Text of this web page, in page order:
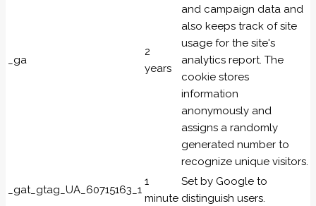
_ga
2
years
and campaign data and
also keeps track of site
usage for the site's
analytics report. The
cookie stores
information
anonymously and
assigns a randomly
generated number to
recognize unique visitors.
_gat_gtag_UA_60715163_1
1
minute
Set by Google to
distinguish users.